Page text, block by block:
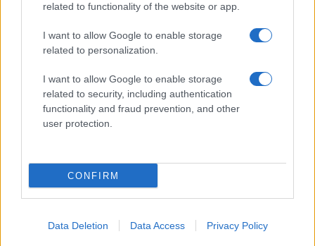
related to functionality of the website or app.
I want to allow Google to enable storage
related to personalization.
I want to allow Google to enable storage
related to security, including authentication
functionality and fraud prevention, and other
user protection.
CONFIRM
Data Deletion Data Access Privacy Policy
Energia femminile: tra ritmo ormonale, cura e soft
power